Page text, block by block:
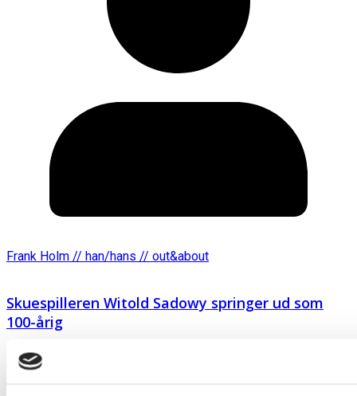
Frank Holm // han/hans // out&about
Skuespilleren Witold Sadowy springer ud som
100-årig